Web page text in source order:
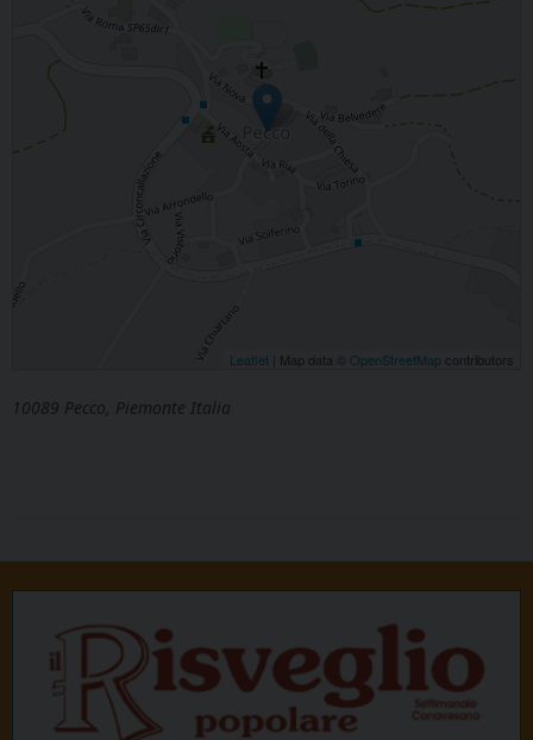
Leaflet | Map data © OpenStreetMap contributors
10089 Pecco, Piemonte Italia